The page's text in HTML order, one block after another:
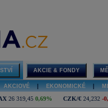
AKCIE & FONDY
AKCIOVÉ EKONOMICKÉ
26 319,45 0,69% CZK/€ 24,232 -